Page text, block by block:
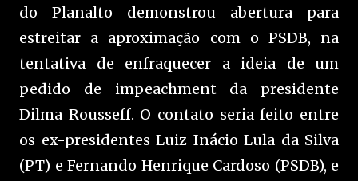
do Planalto demonstrou abertura para
estreitar a aproximação com o PSDB, na
tentativa de enfraquecer a ideia de um
pedido de impeachment da presidente
Dilma Rousseff. O contato seria feito entre
os ex-presidentes Luiz Inácio Lula da Silva
(PT) e Fernando Henrique Cardoso (PSDB), e